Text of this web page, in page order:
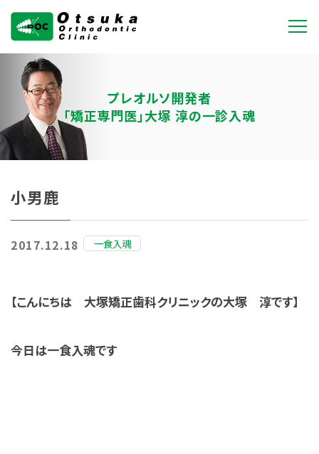
大塚矯正歯科クリニ
ック
プレオルソ開発者
「矯正専門医」大塚 淳の一診入魂
小男鹿
2017.12.18 一食入魂
【こんにちは 大塚矯正歯科クリニックの大塚 淳です】
今日は一食入魂です